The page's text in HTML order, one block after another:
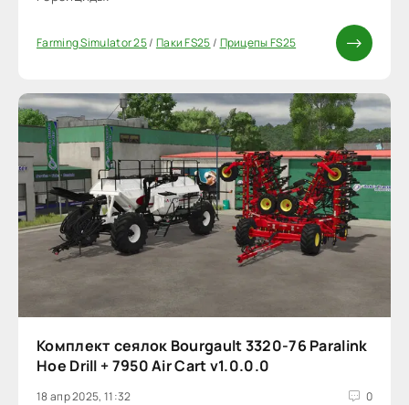
Farming Simulator 25/ Паки FS25/ Прицепы FS25
Комплект сеялок Bourgault 3320-76 Paralink
Hoe Drill + 7950 Air Cart v1.0.0.0
18 апр 2025, 11:32 0